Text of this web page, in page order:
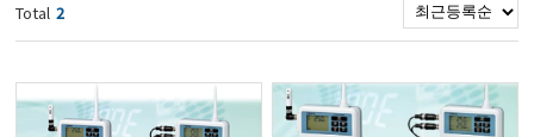
속풍량계/온도계/온습도계/기압계
도/농도/염도/당산도/굴절계/편광계/커피농도계
Total 2